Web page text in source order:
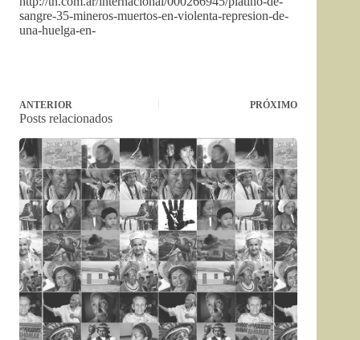
sangre-35-mineros-muertos-en-violenta-represion-de-
una-huelga-en-
ANTERIOR PRÓXIMO
Posts relacionados